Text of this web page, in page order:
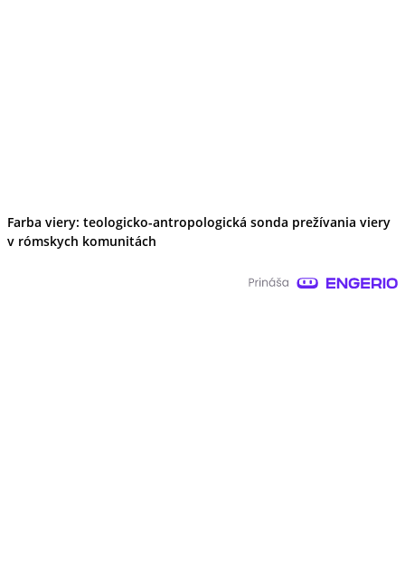
Farba viery: teologicko-antropologická sonda prežívania viery
v rómskych komunitách